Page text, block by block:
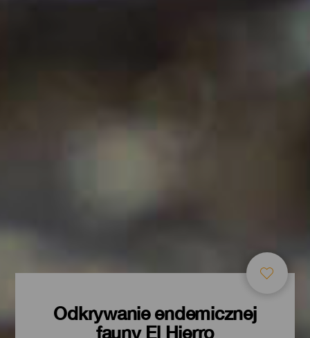
Odkrywanie endemicznej
fauny El Hierro